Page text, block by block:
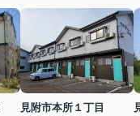
見附市本所１丁目